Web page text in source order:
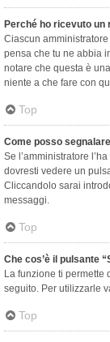
Perché ho ricevuto un
Ciascun
pensa che tu ne abbia
notare che questa è
niente a che fare con
Top
Come posso
Se l’amministratore
dovresti vedere un
Cliccandolo sarai
messaggi.
Top
Che cos’è il pulsante
La funzione ti permette
seguito. Per utilizzarle
Top